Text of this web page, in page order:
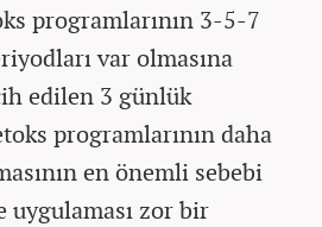
programlarının 3-5-7
var olmasına
edilen 3 günlük
programlarının daha
en önemli sebebi
zor bir